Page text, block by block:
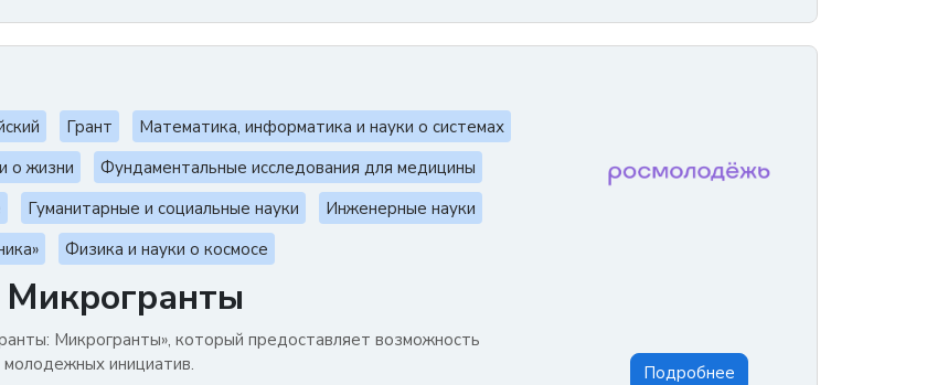
Грант
Математика, информатика и науки о системах
о жизни
Фундаментальные исследования для медицины
Гуманитарные и социальные науки
Инженерные науки
Физика и науки о космосе
Микрогранты», который предоставляет возможность
инициатив.
Подробнее